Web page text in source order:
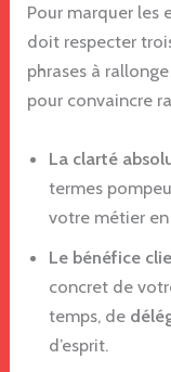
Pour marquer les
doit respecter
phrases à
pour convaincre
La clarté
termes
votre métier
Le bénéfice
concret de
temps, de
d’esprit.